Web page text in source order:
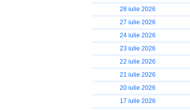
28 iulie 2026
27 iulie 2026
24 iulie 2026
23 iulie 2026
22 iulie 2026
21 iulie 2026
20 iulie 2026
17 iulie 2026